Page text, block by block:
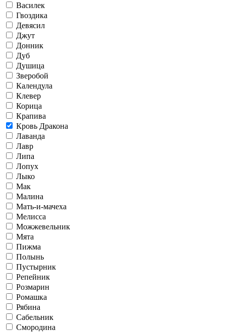
Василек
Гвоздика
Девясил
Джут
Донник
Дуб
Душица
Зверобой
Календула
Клевер
Корица
Крапива
Кровь Дракона
Лаванда
Лавр
Липа
Лопух
Лыко
Мак
Малина
Мать-и-мачеха
Мелисса
Можжевельник
Мята
Пижма
Полынь
Пустырник
Репейник
Розмарин
Ромашка
Рябина
Сабельник
Смородина